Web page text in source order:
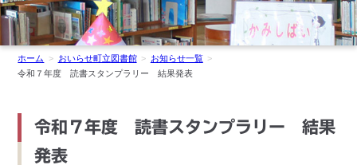
ホーム おいらせ町立図書館
お知らせ一覧
令和７年度 読書スタンプラリー 結果発表
令和７年度 読書スタンプラリー 結果
発表